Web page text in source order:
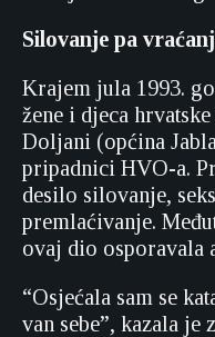
Silovanje pa
Krajem jula 1993.
žene i djeca
Doljani (općina
pripadnici HVO-a.
desilo silovanje,
premlaćivanje.
ovaj dio osporavala
“Osjećala sam se
van sebe”, kazala je